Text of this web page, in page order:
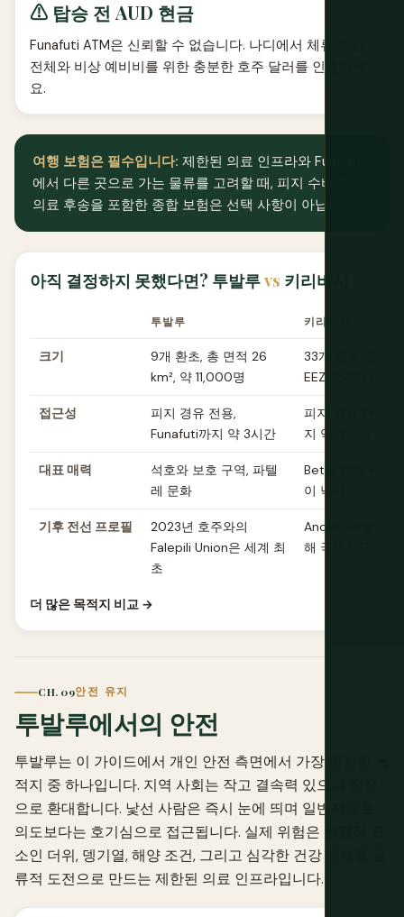
⚠ 탑승 전 AUD 현금
Funafuti ATM은 신뢰할 수 없습니다. 나디에서 체류 기간
전체와 비상 예비비를 위한 충분한 호주 달러를 인출하세
요.
여행 보험은 필수입니다: 제한된 의료 인프라와 Funafuti
에서 다른 곳으로 가는 물류를 고려할 때, 피지 수바로의
의료 후송을 포함한 종합 보험은 선택 사항이 아닙니다.
아직 결정하지 못했다면? 투발루vs 키리바시
투발루 키리바시
크기
9개 환초, 총 면적 26
km², 약 11,000명
33개 환초, 면적
EEZ 350만 km²
접근성
피지 경유 전용,
Funafuti까지 약 3시간
피지 경유 전용,
지 약 4시간
대표 매력
석호와 보호 구역, 파텔
레 문화
Betio 전장,
이 낚시
기후 전선 프로필
2023년 호주와의
Falepili Union은 세계 최
초
Anote Tong의
해 국제적으로 두
더 많은 목적지 비교 →
CH. 09안전 유지
투발루에서의 안전
투발루는 이 가이드에서 개인 안전 측면에서 가장 안전한 목
적지 중 하나입니다. 지역 사회는 작고 결속력 있으며 진정
으로 환대합니다. 낯선 사람은 즉시 눈에 띄며 일반적으로
의도보다는 호기심으로 접근됩니다. 실제 위험은 환경적 요
소인 더위, 뎅기열, 해양 조건, 그리고 심각한 건강 문제를 물
류적 도전으로 만드는 제한된 의료 인프라입니다.